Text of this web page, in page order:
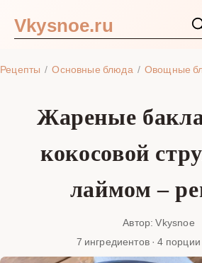
Vkysnoe.ru
Рецепты Основные блюда Овощные
Жареные
кокосовой
лаймом –
Автор: Vkysnoe
7 ингредиентов · 4